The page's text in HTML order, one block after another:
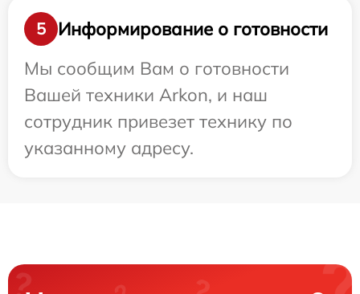
5
Информирование о готовности
Мы сообщим Вам о готовности
Вашей техники Arkon, и наш
сотрудник привезет технику по
указанному адресу.